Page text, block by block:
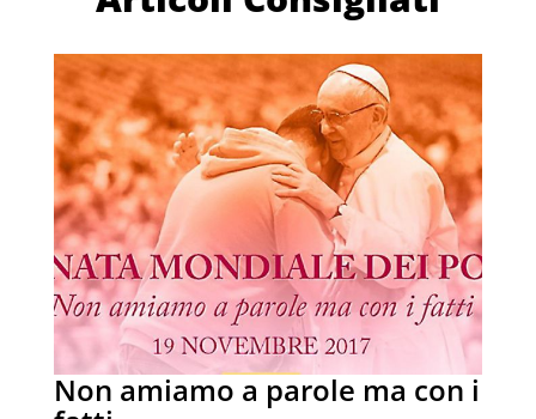
Non amiamo a parole ma con i